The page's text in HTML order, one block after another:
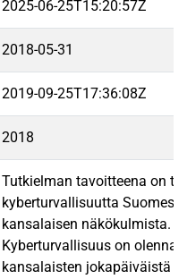
2025-06-25T15:20:57Z
2018-05-31
2019-09-25T17:36:08Z
2018
Tutkielman tavoitteena on
kyberturvallisuutta
kansalaisen näkökulmista.
Kyberturvallisuus on
kansalaisten jokapäiväistä